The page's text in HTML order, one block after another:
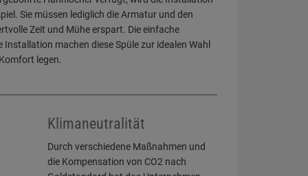
Sie müssen lediglich die Armatur und den
Zeit und Mühe erspart. Die einfache
machen diese Spüle zur idealen Wahl
legen.
Klimaneutralität
Durch verschiedene Maßnahmen und
die Kompensation von CO2 nach